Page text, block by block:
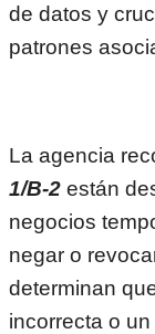
de datos y
patrones
La agencia
1/B-2 están
negocios
negar o
determinan
incorrecta o